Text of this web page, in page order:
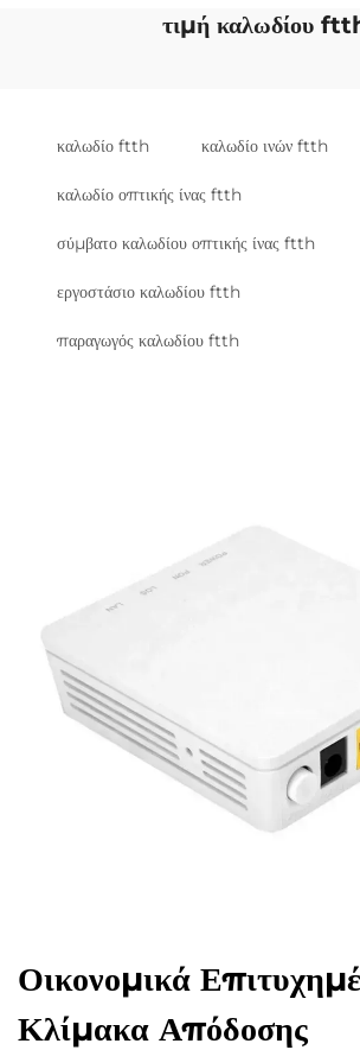
τιμή καλωδίου
καλωδίο ftth καλωδίο ινών ftth
καλωδίο οπτικής ίνας ftth
σύμβατο καλωδίου οπτικής ίνας ftth
εργοστάσιο καλωδίου ftth
παραγωγός καλωδίου ftth
Οικονομικά
Κλίμακα Απόδοσης